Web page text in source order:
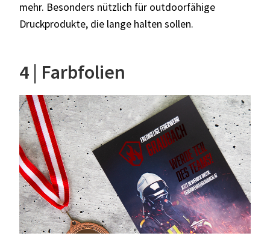
mehr. Besonders nützlich für outdoorfähige
Druckprodukte, die lange halten sollen.
4 | Farbfolien